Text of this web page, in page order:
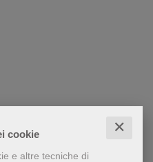
cookie ✕
e altre tecniche di